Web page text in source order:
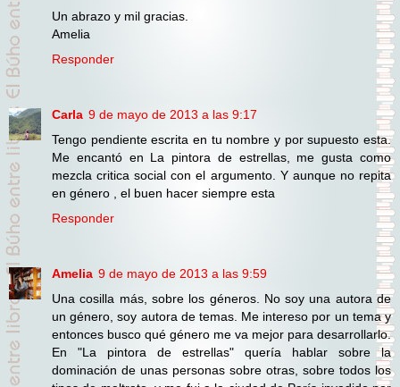
Un abrazo y mil gracias.
Amelia
Responder
Carla 9 de mayo de 2013 a las 9:17
Tengo pendiente escrita en tu nombre y por supuesto esta.
Me encantó en La pintora de estrellas, me gusta como
mezcla critica social con el argumento. Y aunque no repita
en género , el buen hacer siempre esta
Responder
Amelia 9 de mayo de 2013 a las 9:59
Una cosilla más, sobre los géneros. No soy una autora de
un género, soy autora de temas. Me intereso por un tema y
entonces busco qué género me va mejor para desarrollarlo.
En "La pintora de estrellas" quería hablar sobre la
dominación de unas personas sobre otras, sobre todos los